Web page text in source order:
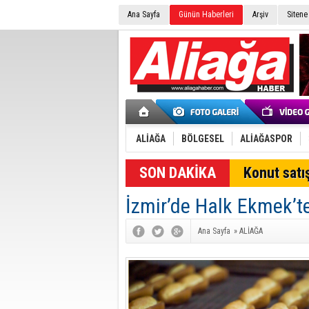
Ana Sayfa Günün Haberleri Arşiv
ALİAĞA BÖLGESEL ALİAĞASPOR
SON DAKİKA Konut
İzmir’de Halk
Ana Sayfa » ALİAĞA